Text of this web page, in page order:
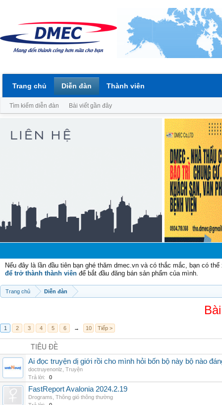
Nếu đây là lần đầu tiên bạn ghé thăm dmec.vn và có thắc mắc, bạn có
để trở thành thành viên để bắt đầu đăng bán sản phẩm của mình.
Trang chủ Diễn đàn
1 2 3 4 5 6 → 10 Tiếp >
TIÊU ĐỀ
Ai đọc truyện dị giới rồi cho mình hỏi bốn bộ này bộ nào
doctruyenonlz Truyện
Trả lời:
0
FastReport Avalonia 2024.2.19
Drograms Thông gió thông thường
Trang chủ Diễn đàn
Tìm kiếm diễn đàn Bài viết gần đây
Thành viên